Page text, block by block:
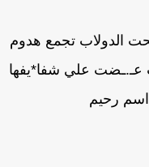
تجمع هدوم
علي شفا*يفها
رحيم